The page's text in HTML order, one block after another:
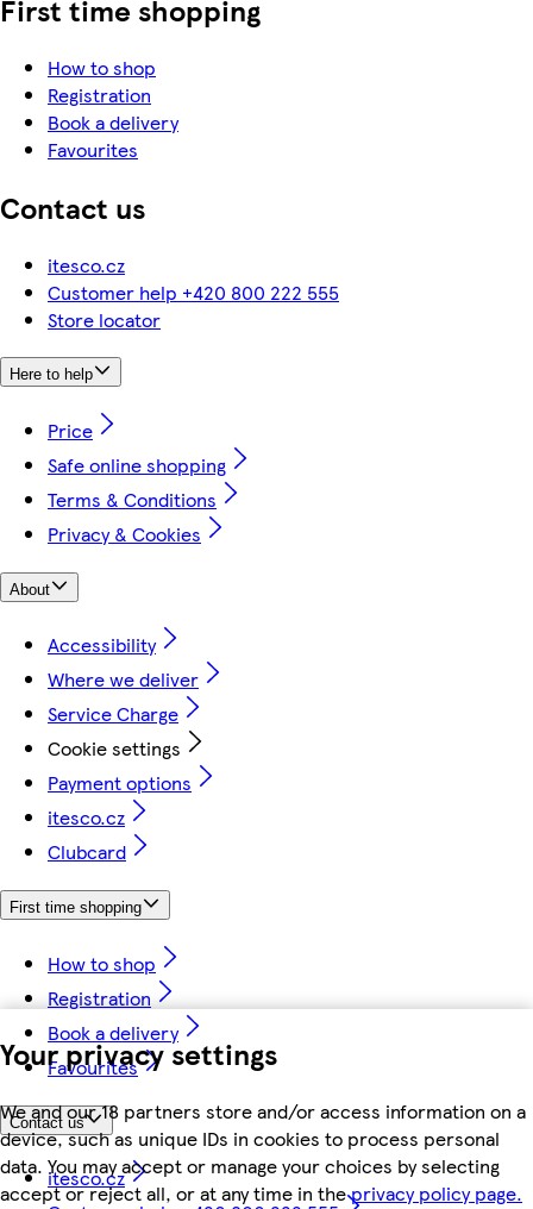
Your privacy settings
We and our 18 partners store and/or access information on a
device, such as unique IDs in cookies to process personal
data. You may accept or manage your choices by selecting
accept or reject all, or at any time in theprivacy policy page.
First time shopping
How to shop
Registration
Book a delivery
Favourites
Contact us
itesco.cz
Customer help +420 800 222 555
Store locator
Here to help
Price
Safe online shopping
Terms & Conditions
Privacy & Cookies
About
Accessibility
Where we deliver
Service Charge
Cookie settings
Payment options
itesco.cz
Clubcard
First time shopping
How to shop
Registration
Book a delivery
Favourites
Contact us
itesco.cz